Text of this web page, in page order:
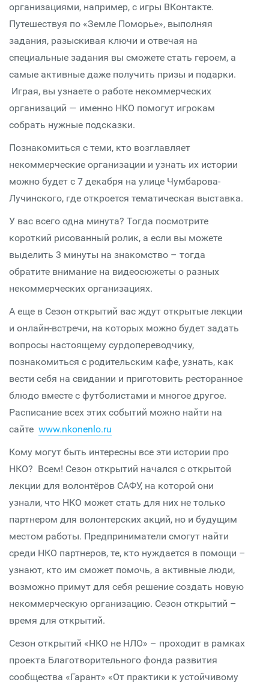
организациями, например, с игры ВКонтакте.
Путешествуя по «Земле Поморье», выполняя
задания, разыскивая ключи и отвечая на
специальные задания вы сможете стать героем, а
самые активные даже получить призы и подарки.
Играя, вы узнаете о работе некоммерческих
организаций — именно НКО помогут игрокам
собрать нужные подсказки.
Познакомиться с теми, кто возглавляет
некоммерческие организации и узнать их истории
можно будет с 7 декабря на улице Чумбарова-
Лучинского, где откроется тематическая выставка.
У вас всего одна минута? Тогда посмотрите
короткий рисованный ролик, а если вы можете
выделить 3 минуты на знакомство – тогда
обратите внимание на видеосюжеты о разных
некоммерческих организациях.
А еще в Сезон открытий вас ждут открытые лекции
и онлайн-встречи, на которых можно будет задать
вопросы настоящему сурдопереводчику,
познакомиться с родительским кафе, узнать, как
вести себя на свидании и приготовить ресторанное
блюдо вместе с футболистами и многое другое.
Расписание всех этих событий можно найти на
сайте www.nkonenlo.ru
Кому могут быть интересны все эти истории про
НКО? Всем! Сезон открытий начался с открытой
лекции для волонтёров САФУ, на которой они
узнали, что НКО может стать для них не только
партнером для волонтерских акций, но и будущим
местом работы. Предприниматели смогут найти
среди НКО партнеров, те, кто нуждается в помощи –
узнают, кто им сможет помочь, а активные люди,
возможно примут для себя решение создать новую
некоммерческую организацию. Сезон открытий –
время для открытий.
Сезон открытий «НКО не НЛО» – проходит в рамках
проекта Благотворительного фонда развития
сообщества «Гарант» «От практики к устойчивому